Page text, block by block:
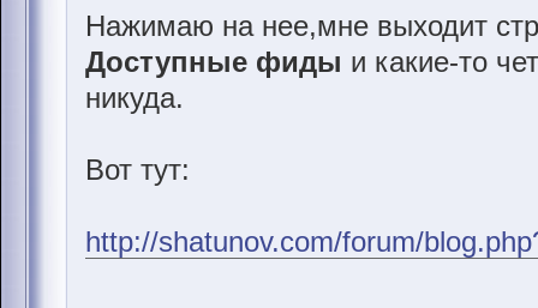
Нажимаю на нее,мне выходит
Доступные фиды и какие-то
никуда.
Вот тут:
http://shatunov.com/forum/